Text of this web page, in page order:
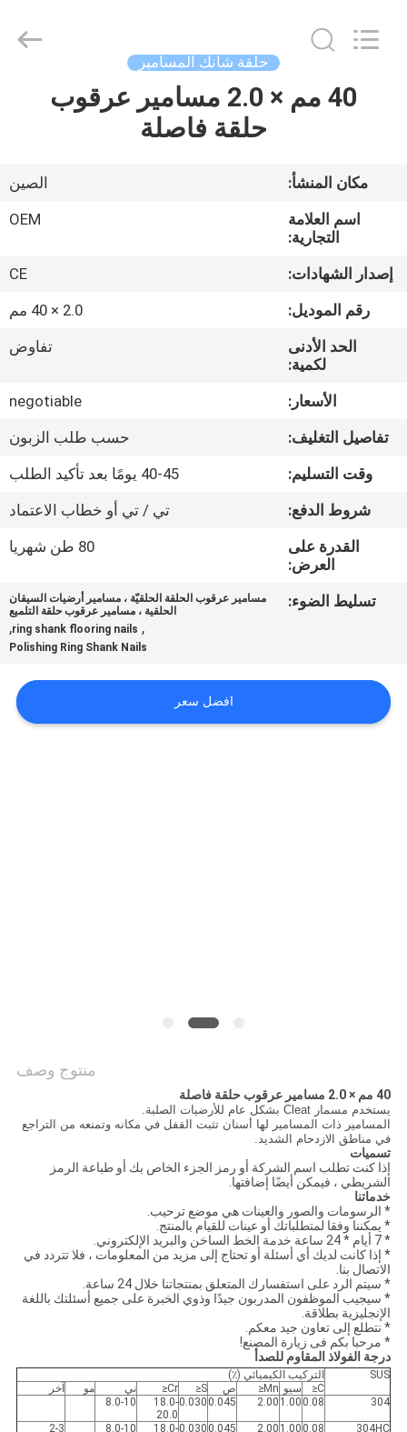
الصفحة
منتجات
معلومات
عنا
جولة
المعمل
مراقبة
الجودة
اتصل
خريطة
Business
License.
حلقة شانك المسامير
40 مم × 2.0 مسامير عرقوب
حلقة فاصلة
مكان المنشأ:
الصين
اسم العلامة
التجارية:
OEM
إصدار الشهادات:
CE
رقم الموديل:
2.0 × 40 مم
الحد الأدنى
لكمية:
تفاوض
الأسعار:
negotiable
تفاصيل التغليف:
حسب طلب الزبون
وقت التسليم:
40-45 يومًا بعد تأكيد الطلب
شروط الدفع:
تي / تي أو خطاب الاعتماد
القدرة على
العرض:
80 طن شهريا
تسليط الضوء:
مسامير عرقوب الحلقة الحلقيّة ، مسامير أرضيات السيقان
الحلقية ، مسامير عرقوب حلقة التلميع
,
ring shank flooring nails
,
Polishing Ring Shank Nails
افضل سعر
منتوج وصف
40 مم × 2.0 مسامير عرقوب حلقة فاصلة
يستخدم مسمار Cleat بشكل عام للأرضيات الصلبة.
المسامير ذات المسامير لها أسنان تثبت القفل في مكانه وتمنعه ​​من التراجع
في مناطق الازدحام الشديد.
تسميات
إذا كنت تطلب اسم الشركة أو رمز الجزء الخاص بك أو طباعة الرمز
الشريطي ، فيمكن أيضًا إضافتها.
خدماتنا
* الرسومات والصور والعينات هي موضع ترحيب.
* يمكننا وفقا لمتطلباتك أو عينات للقيام بالمنتج.
* 7 أيام * 24 ساعة خدمة الخط الساخن والبريد الإلكتروني.
* إذا كانت لديك أي أسئلة أو تحتاج إلى مزيد من المعلومات ، فلا تتردد في
الاتصال بنا.
* سيتم الرد على استفسارك المتعلق بمنتجاتنا خلال 24 ساعة.
* سيجيب الموظفون المدربون جيدًا وذوي الخبرة على جميع أسئلتك باللغة
الإنجليزية بطلاقة.
* نتطلع إلى تعاون جيد معكم.
* مرحبا بكم فى زيارة المصنع!
درجة الفولاذ المقاوم للصدأ
SUS
التركيب الكيميائي (٪)
C≤
سيو Mn≤ ص S≤
Cr≤ ني مو
آخر
304
0.08
1.00
2.00
0.045
0.030
18.0-
20.0
8.0-10
304HC
0.08
1.00
2.00
0.045
0.030
18.0-
8.0-10
2-3